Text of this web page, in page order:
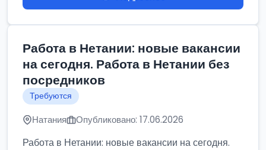
Работа в Нетании: новые вакансии
на сегодня. Работа в Нетании без
посредников
Требуются
Натания Опубликовано: 17.06.2026
Работа в Нетании: новые вакансии на сегодня.